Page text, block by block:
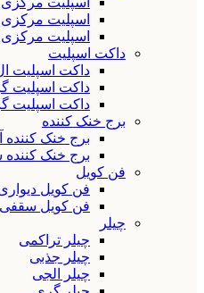
اسپلیت
اسپلیت
داکت اسپلیت
داکت اسپلیت
داکت اسپلیت
داکت اسپلیت
برج خنک کننده
برج خنک کننده
برج خنک کننده
فن کویل
فن کویل
فن کویل سقفی
چیلر
چیلر تراکمی
چیلر جذبی
چیلر الجی